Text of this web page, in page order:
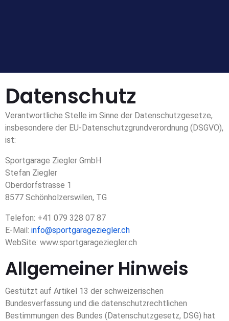
Datenschutz
Verantwortliche Stelle im Sinne der Datenschutzgesetze,
insbesondere der EU-Datenschutzgrundverordnung (DSGVO),
ist:
Sportgarage Ziegler GmbH
Stefan Ziegler
Oberdorfstrasse 1
8577 Schönholzerswilen, TG
Telefon: +41 079 328 07 87
E-Mail: info@sportgarageziegler.ch
WebSite: www.sportgarageziegler.ch
Allgemeiner Hinweis
Gestützt auf Artikel 13 der schweizerischen
Bundesverfassung und die datenschutzrechtlichen
Bestimmungen des Bundes (Datenschutzgesetz, DSG) hat